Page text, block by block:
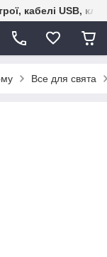
кабелі USB,
Все для свята